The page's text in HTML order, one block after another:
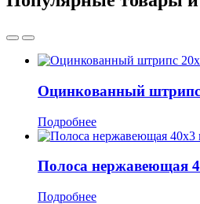
Оцинкованный
Подробнее
Полоса нержавеющая
Подробнее